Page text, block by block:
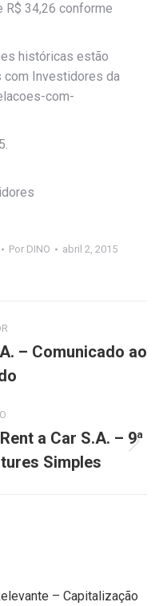
34,26 conforme
históricas estão
Investidores da
com-
Por DINO abril 2, 2015
– Comunicado ao
a Car S.A. – 9ª
Simples
– Capitalização